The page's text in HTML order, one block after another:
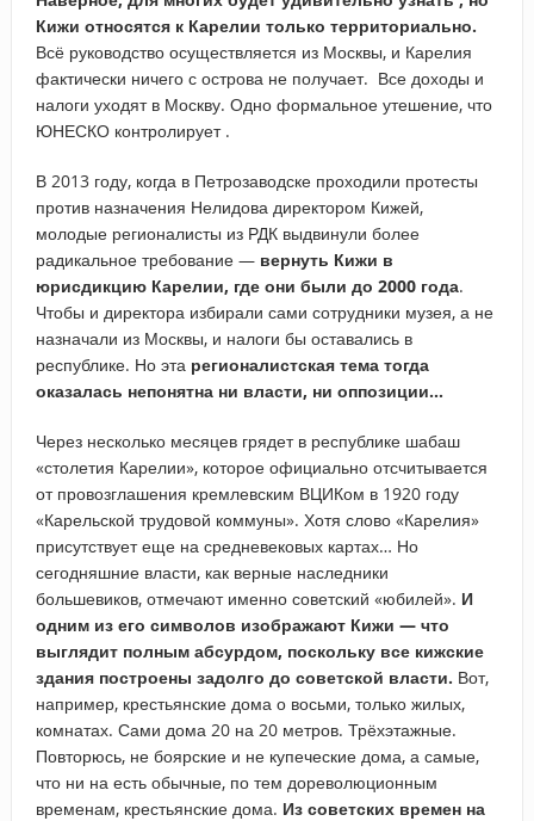
Кижи относятся к Карелии только территориально.
Всё руководство осуществляется из Москвы, и Карелия
фактически ничего с острова не получает. Все доходы и
налоги уходят в Москву. Одно формальное утешение, что
ЮНЕСКО контролирует .
В 2013 году, когда в Петрозаводске проходили протесты
против назначения Нелидова директором Кижей,
молодые регионалисты из РДК выдвинули более
радикальное требование — вернуть Кижи в
юрисдикцию Карелии, где они были до 2000 года.
Чтобы и директора избирали сами сотрудники музея, а не
назначали из Москвы, и налоги бы оставались в
республике. Но этарегионалистская тема тогда
оказалась непонятна ни власти, ни оппозиции…
Через несколько месяцев грядет в республике шабаш
«столетия Карелии», которое официально отсчитывается
от провозглашения кремлевским ВЦИКом в 1920 году
«Карельской трудовой коммуны». Хотя слово «Карелия»
присутствует еще на средневековых картах… Но
сегодняшние власти, как верные наследники
большевиков, отмечают именно советский «юбилей». И
одним из его символов изображают Кижи — что
выглядит полным абсурдом, поскольку все кижские
здания построены задолго до советской власти. Вот,
например, крестьянские дома о восьми, только жилых,
комнатах. Сами дома 20 на 20 метров. Трёхэтажные.
Повторюсь, не боярские и не купеческие дома, а самые,
что ни на есть обычные, по тем дореволюционным
временам, крестьянские дома. Из советских времен на